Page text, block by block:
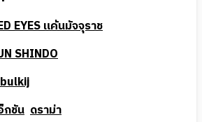
EYES แค้นมัจจุราช
SHINDO
กชัน ดราม่า